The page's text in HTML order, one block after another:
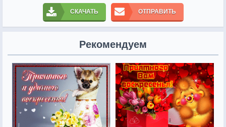
СКАЧАТЬ ОТПРАВИТЬ
Рекомендуем